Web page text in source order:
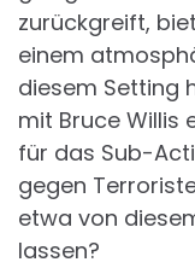
zurückgreift,
einem
diesem Setting
mit Bruce Willis
für das Sub-
gegen
etwa von
lassen?